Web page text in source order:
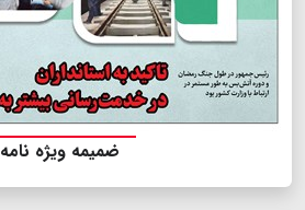
ضمیمه ویژه نامه